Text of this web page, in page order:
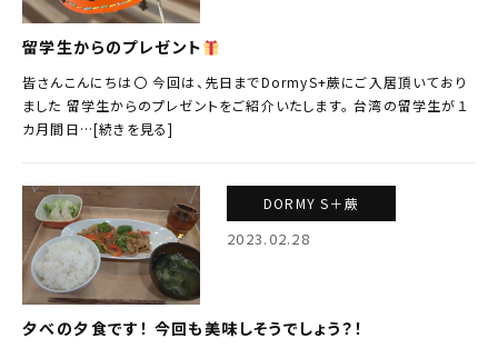
留学生からのプレゼント
皆さんこんにちは〇 今回は、先日までDormyS+蕨にご入居頂いており
ました 留学生からのプレゼントをご紹介いたします。 台湾の留学生が１
カ月間日…[続きを見る]
DORMY S＋蕨
2023.02.28
夕べの夕食です！ 今回も美味しそうでしょう？！